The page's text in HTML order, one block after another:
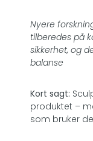
Nyere
tilberedes på
sikkerhet, og
balanse
Kort sagt:
produktet –
som bruker